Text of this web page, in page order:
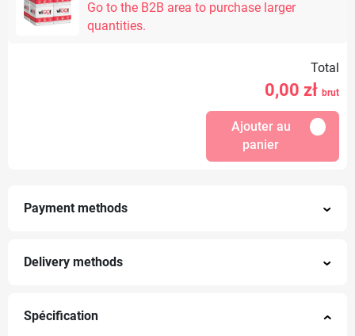
Go to the B2B area to purchase larger
quantities.
Total
0,00 zł brut
Ajouter au
panier
Payment methods
Delivery methods
Spécification